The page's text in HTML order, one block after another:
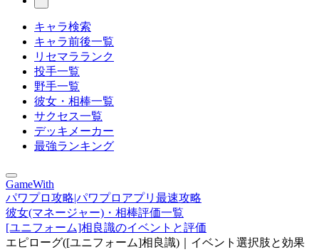
キャラ検索
キャラ前後一覧
リセマラランク
投手一覧
野手一覧
彼女・相棒一覧
サクセス一覧
デッキメーカー
最強ランキング
GameWith
パワプロ攻略|パワプロアプリ最速攻略
彼女(マネージャー)・相棒評価一覧
[ユニフォーム]相良識のイベントと評価
エピローグ([ユニフォーム]相良識)｜イベント選択肢と効果